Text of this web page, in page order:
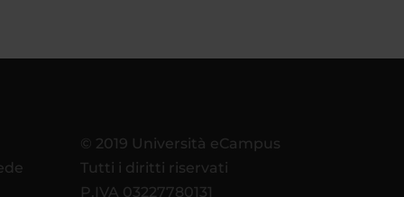
© 2019 Università eCampus
Tutti i diritti riservati
P.IVA 03227780131